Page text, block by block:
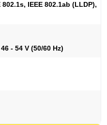
802.1s, IEEE 802.1ab (LLDP),
- 54 V (50/60 Hz)